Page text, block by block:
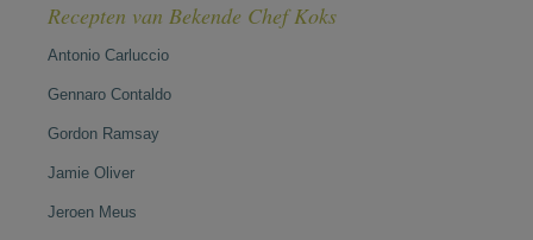
Recepten van Bekende Chef Koks
Antonio Carluccio
Gennaro Contaldo
Gordon Ramsay
Jamie Oliver
Jeroen Meus